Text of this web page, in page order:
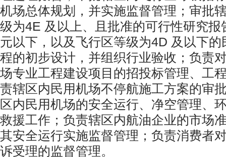
机场总体规划，并实施监督管理；审批
级为4E 及以上、且批准的可行性研究报
元以下，以及飞行区等级为4D 及以下
程的初步设计，并组织行业验收；负责
场专业工程建设项目的招投标管理、工
责辖区内民用机场不停航施工方案的审
区内民用机场的安全运行、净空管理、
救援工作；负责辖区内航油企业的市场
其安全运行实施监督管理；负责消费者
诉受理的监督管理。